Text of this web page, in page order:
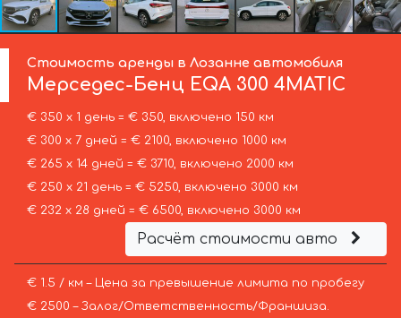
Стоимость аренды в Лозанне автомобиля
Мерседес-Бенц EQA 300 4MATIC
€ 350 х 1 день = € 350, включено 150 км
€ 300 х 7 дней = € 2100, включено 1000 км
€ 265 х 14 дней = € 3710, включено 2000 км
€ 250 х 21 день = € 5250, включено 3000 км
€ 232 х 28 дней = € 6500, включено 3000 км
Расчёт стоимости авто
€ 1.5 / км – Цена за превышение лимита по пробегу
€ 2500 – Залог/Ответственность/Франшиза.